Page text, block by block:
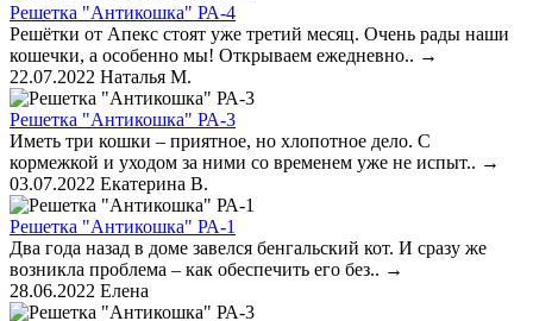
Решетка "Антикошка" РА-4
Решётки от Апекс стоят уже третий месяц. Очень рады наши
кошечки, а особенно мы! Открываем ежедневно.. →
22.07.2022 Наталья М.
Решетка "Антикошка" РА-3
Иметь три кошки – приятное, но хлопотное дело. С
кормежкой и уходом за ними со временем уже не испыт.. →
03.07.2022 Екатерина В.
Решетка "Антикошка" РА-1
Два года назад в доме завелся бенгальский кот. И сразу же
возникла проблема – как обеспечить его без.. →
28.06.2022 Елена